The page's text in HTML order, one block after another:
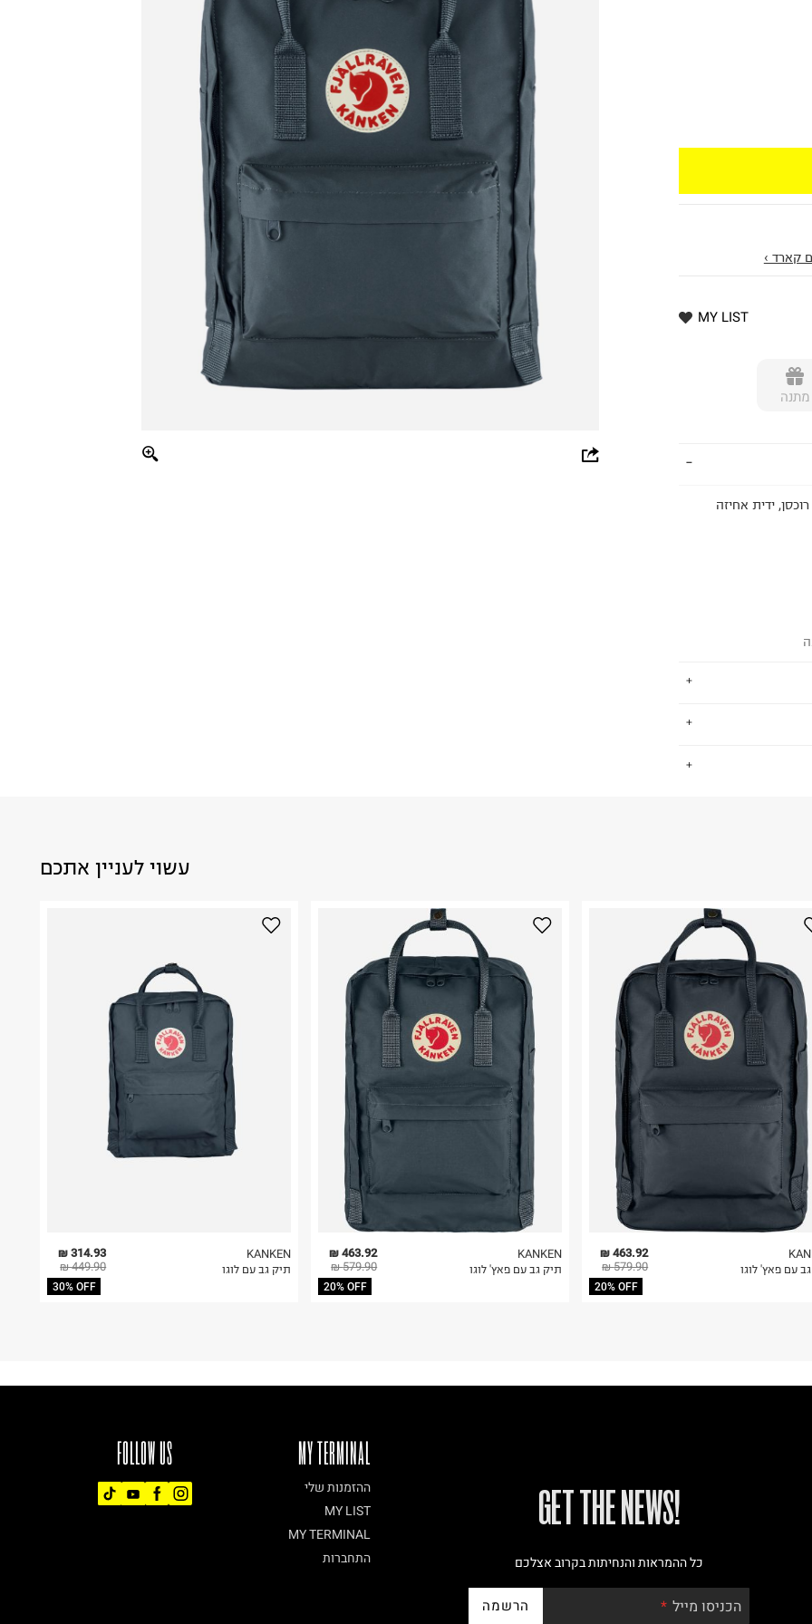
קארד ›
MY LIST
מתנה
ידית אחיזה
על גבי החבילה
באתר בלבד
בלבד. לא ניתן
עשוי לעניין אתכם
314.93 ₪
449.90 ₪
30% OFF
KANKEN
תיק גב עם לוגו
463.92 ₪
579.90 ₪
20% OFF
KANKEN
תיק גב עם פאץ' לוגו
463.92 ₪
579.90 ₪
20% OFF
עם פאץ' לוגו
FOLLOW US MY TERMINAL
ההזמנות שלי
MY LIST
MY TERMINAL
התחברות
!GET THE NEWS
כל ההמראות והנחיתות בקרוב אצלכם
הכניסו מייל הרשמה